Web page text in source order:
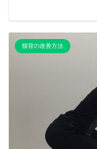
猫背の改善方法